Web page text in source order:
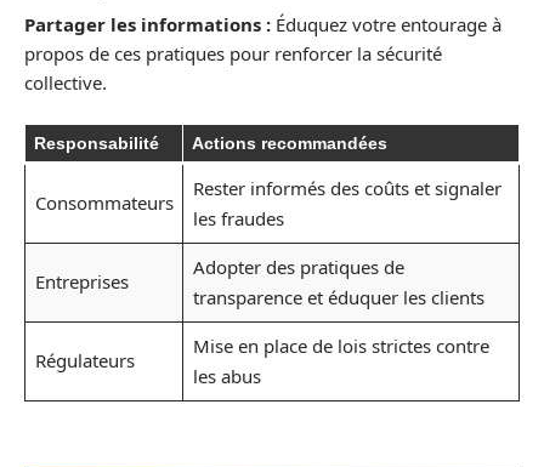
Partager les informations : Éduquez votre entourage à
propos de ces pratiques pour renforcer la sécurité
collective.
Responsabilité Actions recommandées
Consommateurs
Rester informés des coûts et signaler
les fraudes
Entreprises
Adopter des pratiques de
transparence et éduquer les clients
Régulateurs
Mise en place de lois strictes contre
les abus